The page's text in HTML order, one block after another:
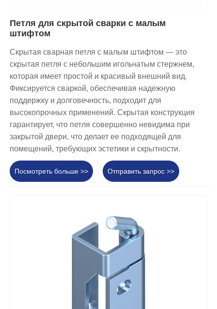
Петля для скрытой сварки с малым
штифтом
Скрытая сварная петля с малым штифтом — это
скрытая петля с небольшим игольчатым стержнем,
которая имеет простой и красивый внешний вид.
Фиксируется сваркой, обеспечивая надежную
поддержку и долговечность, подходит для
высокопрочных применений. Скрытая конструкция
гарантирует, что петля совершенно невидима при
закрытой двери, что делает ее подходящей для
помещений, требующих эстетики и скрытности.
Посмотреть больше >> Отправить запрос >>